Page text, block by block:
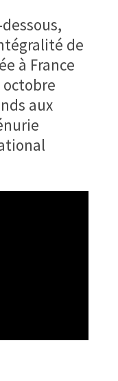
de
à France
octobre
aux